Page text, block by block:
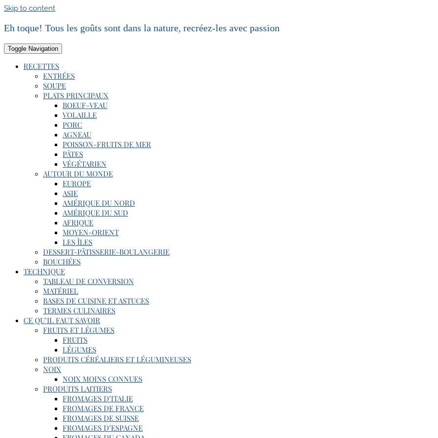
Skip to content
Eh toque! Tous les goûts sont dans la nature, recréez-les avec passion
Toggle Navigation
RECETTES
ENTRÉES
SOUPE
PLATS PRINCIPAUX
BOEUF-VEAU
VOLAILLE
PORC
AGNEAU
POISSON-FRUITS DE MER
PÂTES
VÉGÉTARIEN
AUTOUR DU MONDE
EUROPE
ASIE
AMÉRIQUE DU NORD
AMÉRIQUE DU SUD
AFRIQUE
MOYEN-ORIENT
LES ÎLES
DESSERT-PÂTISSERIE-BOULANGERIE
BOUCHÉES
TECHNIQUE
TABLEAU DE CONVERSION
MATÉRIEL
BASES DE CUISINE ET ASTUCES
TERMES CULINAIRES
CE QU’IL FAUT SAVOIR
FRUITS ET LÉGUMES
FRUITS
LÉGUMES
PRODUITS CÉRÉALIERS ET LÉGUMINEUSES
NOIX
NOIX MOINS CONNUES
PRODUITS LAITIERS
FROMAGES D’ITALIE
FROMAGES DE FRANCE
FROMAGES DE SUISSE
FROMAGES D’ESPAGNE